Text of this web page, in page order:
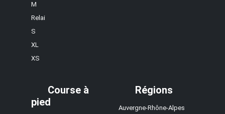
M
Relai
S
XL
XS
Course à
pied
Régions
Auvergne-Rhône-Alpes